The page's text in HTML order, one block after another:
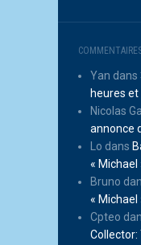
Yan dans
heures et
Nicolas
annonce
Lo dans
« Michael
Bruno
« Michael
Cpteo
Collector: